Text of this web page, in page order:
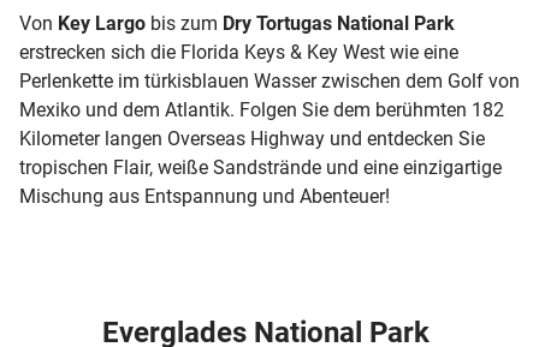
Von Key Largo bis zum Dry Tortugas National Park
erstrecken sich die Florida Keys & Key West wie eine
Perlenkette im türkisblauen Wasser zwischen dem Golf von
Mexiko und dem Atlantik. Folgen Sie dem berühmten 182
Kilometer langen Overseas Highway und entdecken Sie
tropischen Flair, weiße Sandstrände und eine einzigartige
Mischung aus Entspannung und Abenteuer!
Everglades National Park